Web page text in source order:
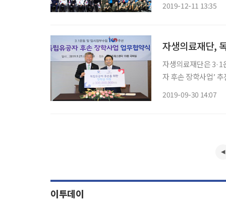
2019-12-11 13:35
자생의료재단,
자생의료재단은 3·1
자 후손 장학사업’ 추진을 위한
2019-09-30 14:07
이투데이